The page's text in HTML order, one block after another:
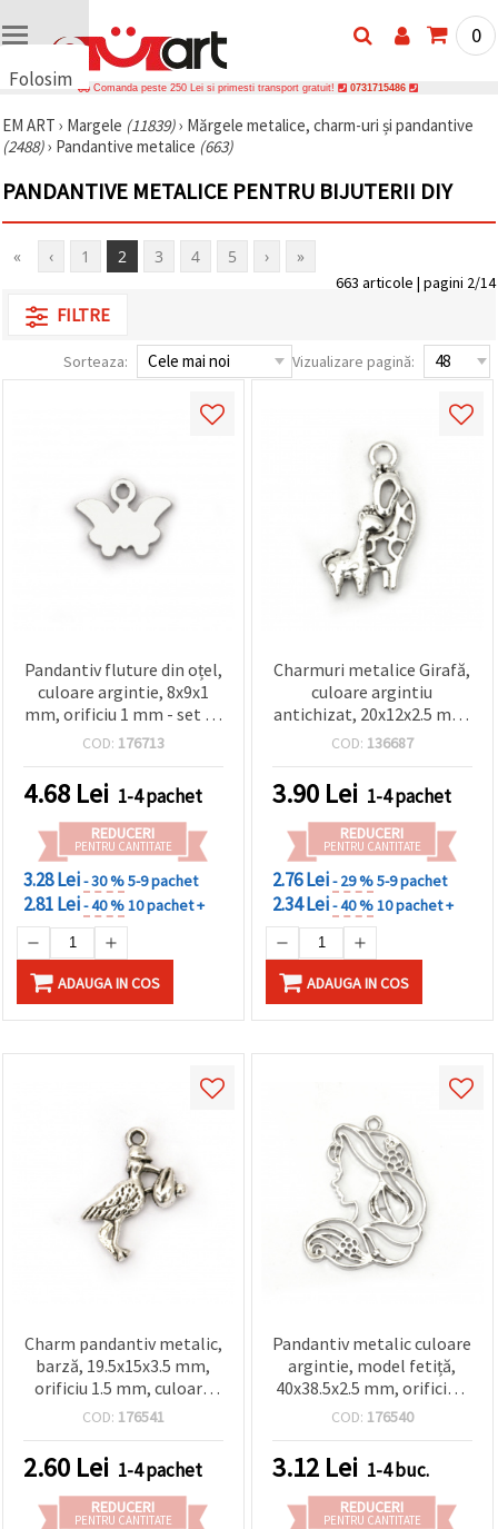
Folosim
uri
🍪 Folosim
și
similare
asigura
site-ului,
îmbunătăți
experiența
marketing.
Puteți fi de
acord să
cookie -
urile făcând
clic pe
"acceptati
toate!" Sau
indicați
preferințele
în setări
selectând
un tip de
dat și
făcând clic
pe butonul
0
Comanda peste 250 Lei si primesti transport gratuit! 0731715486
EM ART › Margele (11839)› Mărgele metalice, charm-uri și pandantive
(2488)› Pandantive metalice (663)
PANDANTIVE METALICE PENTRU BIJUTERII DIY
« ‹ 1 2 3 4 5 › »
663 articole | pagini 2/14
FILTRE
Sorteaza: Vizualizare pagină:
Pandantiv fluture din oțel,
culoare argintie, 8x9x1
mm, orificiu 1 mm - set 10
bucăți, pentru bijuterii
COD: 176713
4.68 Lei 1-4 pachet
REDUCERI
PENTRU CANTITATE
3.28 Lei- 30 %5-9 pachet
2.81 Lei- 40 %10 pachet +
ADAUGA IN COS
Charmuri metalice Girafă,
culoare argintiu
antichizat, 20x12x2.5 mm,
set de 10, pentru
handmade și decorațiuni
DIY
COD: 136687
3.90 Lei 1-4 pachet
REDUCERI
PENTRU CANTITATE
2.76 Lei- 29 %5-9 pachet
2.34 Lei- 40 %10 pachet +
ADAUGA IN COS
Charm pandantiv metalic,
barză, 19.5x15x3.5 mm,
orificiu 1.5 mm, culoare
argintiu antichizat – set
COD: 176541
2.60 Lei 1-4 pachet
REDUCERI
PENTRU CANTITATE
Pandantiv metalic culoare
argintie, model fetiță,
40x38.5x2.5 mm, orificiu 2
mm – 1 bucată, pentru
COD: 176540
3.12 Lei 1-4 buc.
REDUCERI
PENTRU CANTITATE